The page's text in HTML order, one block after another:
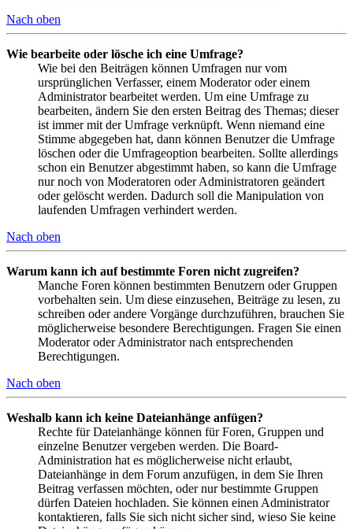
Nach oben
Wie bearbeite oder lösche ich eine Umfrage?
Wie bei den Beiträgen können Umfragen nur vom
ursprünglichen Verfasser, einem Moderator oder einem
Administrator bearbeitet werden. Um eine Umfrage zu
bearbeiten, ändern Sie den ersten Beitrag des Themas; dieser
ist immer mit der Umfrage verknüpft. Wenn niemand eine
Stimme abgegeben hat, dann können Benutzer die Umfrage
löschen oder die Umfrageoption bearbeiten. Sollte allerdings
schon ein Benutzer abgestimmt haben, so kann die Umfrage
nur noch von Moderatoren oder Administratoren geändert
oder gelöscht werden. Dadurch soll die Manipulation von
laufenden Umfragen verhindert werden.
Nach oben
Warum kann ich auf bestimmte Foren nicht zugreifen?
Manche Foren können bestimmten Benutzern oder Gruppen
vorbehalten sein. Um diese einzusehen, Beiträge zu lesen, zu
schreiben oder andere Vorgänge durchzuführen, brauchen Sie
möglicherweise besondere Berechtigungen. Fragen Sie einen
Moderator oder Administrator nach entsprechenden
Berechtigungen.
Nach oben
Weshalb kann ich keine Dateianhänge anfügen?
Rechte für Dateianhänge können für Foren, Gruppen und
einzelne Benutzer vergeben werden. Die Board-
Administration hat es möglicherweise nicht erlaubt,
Dateianhänge in dem Forum anzufügen, in dem Sie Ihren
Beitrag verfassen möchten, oder nur bestimmte Gruppen
dürfen Dateien hochladen. Sie können einen Administrator
kontaktieren, falls Sie sich nicht sicher sind, wieso Sie keine